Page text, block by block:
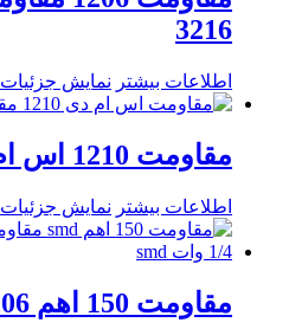
3216
اطلاعات بیشتر نمایش جزئیات
مقاومت 1210 اس ام دی smd
اطلاعات بیشتر نمایش جزئیات
مقاومت 150 اهم 1206